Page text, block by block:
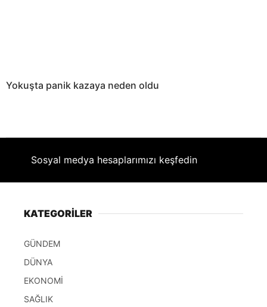
Yokuşta panik kazaya neden oldu
Sosyal medya hesaplarımızı keşfedin
KATEGORİLER
GÜNDEM
DÜNYA
EKONOMİ
SAĞLIK